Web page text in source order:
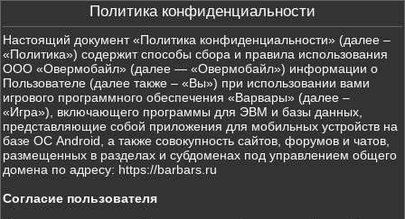
Политика конфиденциальности
Настоящий документ «Политика конфиденциальности» (далее –
«Политика») содержит способы сбора и правила использования
ООО «Овермобайл» (далее — «Овермобайл») информации о
Пользователе (далее также – «Вы») при использовании вами
игрового программного обеспечения «Варвары» (далее –
«Игра»), включающего программы для ЭВМ и базы данных,
представляющие собой приложения для мобильных устройств на
базе ОС Android, а также совокупность сайтов, форумов и чатов,
размещенных в разделах и субдоменах под управлением общего
домена по адресу: https://barbars.ru
Согласие пользователя